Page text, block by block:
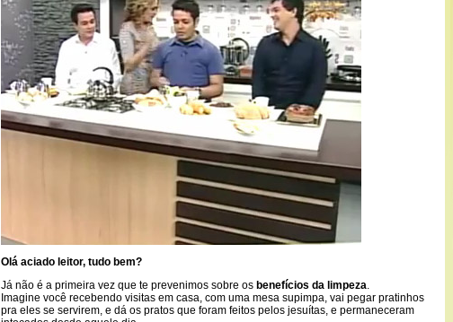
Olá aciado leitor, tudo bem?
Já não é a primeira vez que te prevenimos sobre os benefícios da limpeza.
Imagine você recebendo visitas em casa, com uma mesa supimpa, vai pegar pratinhos
pra eles se servirem, e dá os pratos que foram feitos pelos jesuítas, e permaneceram